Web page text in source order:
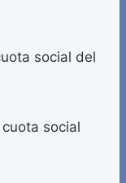
social del
social